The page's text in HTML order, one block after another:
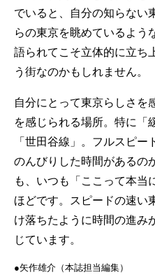
でいると、自分の知らない
らの東京を眺めているよう
語られてこそ立体的に立ち
う街なのかもしれません。
自分にとって東京らしさを
を感じられる場所。特に「
「世田谷線」。フルスピ
のんびりした時間があるの
も、いつも「ここって本当
ほどです。スピードの速い
け落ちたように時間の進み
じています。
●︎︎︎矢作雄介（本誌担当編集）